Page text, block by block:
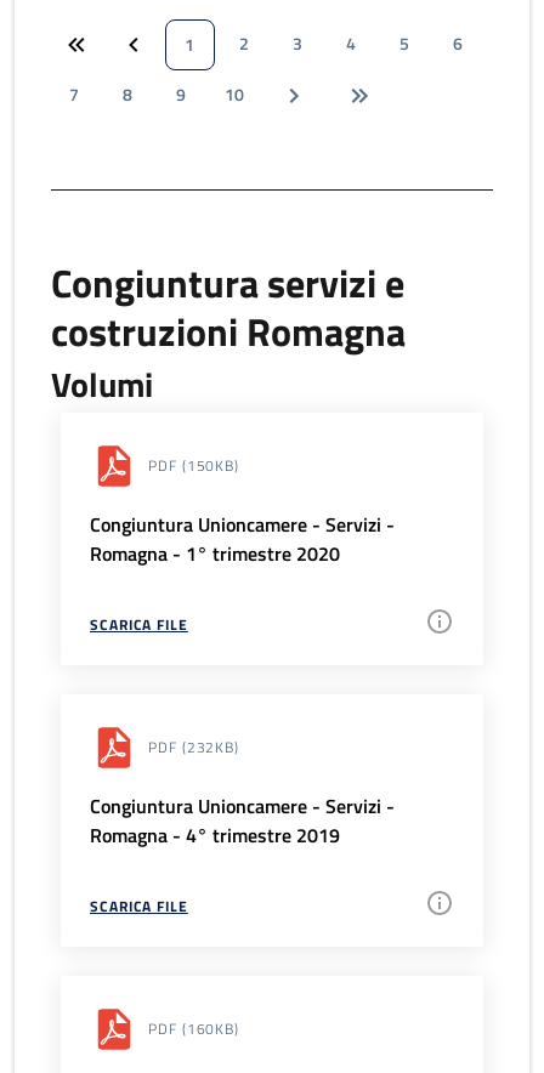
1 2 3 4 5
6
7
8 9 10
Congiuntura servizi e
costruzioni Romagna
Volumi
PDF (150KB)
Congiuntura Unioncamere - Servizi -
Romagna - 1° trimestre 2020
SCARICA FILE
PDF (232KB)
Congiuntura Unioncamere - Servizi -
Romagna - 4° trimestre 2019
SCARICA FILE
PDF (160KB)